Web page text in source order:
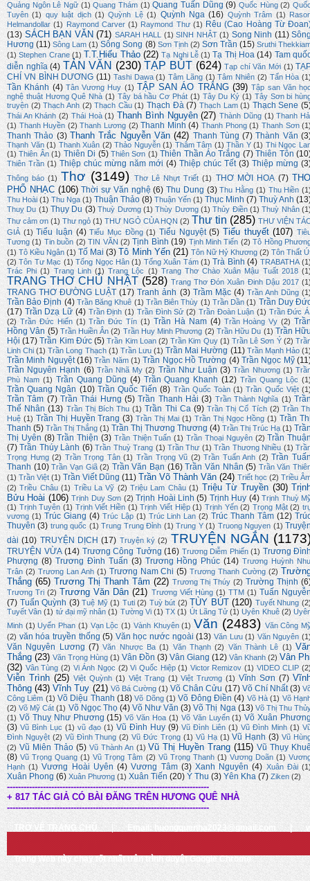
Quảng Ngôn Lê Ngữ (1) Quang Thám (1) Quang Tuấn Dũng (9) Quốc Hùng (2)
Tuyên (1) quy luật dịch (1) Quỳnh Lệ (1) Quỳnh Nga (16) Quỳnh Trâm (1)
Helmandollar (1) Raymond Carver (1) Raymond Thư (1) Rêu (Cao Hoàng Từ
(13) SÁCH BẠN VĂN (71) SARAH HALL (1) SINH NHẬT (1) Song Ninh (11)
Hương (11) Sông Lam (1) Sông Song (8) Sơn Tịnh (2) Sơn Trần (15) Sruthi
(1) Stephen Crane (1) T.T.Hiếu Thảo (22) Tạ Nghi Lễ (1) Tạ Thị Hoa (14) Tam
diễn nghĩa (4) TẢN VĂN (230) TẠP BÚT (624) Tạp chí Văn Mới (1)
CHÍ VN BÌNH DƯƠNG (11) Tashi Dawa (1) Tâm Lãng (1) Tâm Nhiên (2) Tấn Hòa
Tần Khánh (4) Tân Vương Huy (1) TẬP SAN ÁO TRẮNG (39) Tập san Văn
nghệ thuật Hương Quê Nhà (1) Tây bá hầu Cơ Phát (1) Tây Du Ký (1) Tây Sơn bi
truyện (2) Thạch Anh (2) Thạch Cầu (1) Thạch Đà (7) Thạch Lam (1) Thạch Sene
Thái An Khánh (2) Thái Hoà (1) Thanh Bình Nguyên (27) Thành Dũng (1) Thanh
(1) Thanh Huyền (2) Thanh Lương (2) Thanh Minh (4) Thanh Phong (1) Thanh Sơn
Thanh Thảo (3) Thanh Trắc Nguyễn Văn (42) Thanh Tùng (7) Thành Văn
Thạnh Văn (1) Thanh Xuân (2) Thảo Nguyễn (1) Thâm Tâm (1) Thần Y (1) Thi Ngọc
(1) Thiên Ân (1) Thiên Di (5) Thiên Sơn (1) Thiên Thần Áo Trắng (7) Thiên Tôn
Thiên Trần (1) Thiệp chúc mừng năm mới (4) Thiệp chúc Tết (3) Thiệp mừng
Thông báo (1) Thơ (3149) Thơ Lê Nhựt Triết (1) THƠ MỜI HOẠ (7)
PHỔ NHẠC (106) Thời sự Văn nghệ (6) Thu Dung (3) Thu Hằng (1) Thu Hiền
Thu Hoài (1) Thu Nga (1) Thuận Thảo (8) Thuận Yến (1) Thục Minh (7) Thuỳ Anh
Thuỵ Du (1) Thụy Du (3) Thuỳ Dương (1) Thùy Dương (1) Thủy Điền (1) Thuỳ Nhân
Thư cảm ơn (1) Thư ngỏ (1) THƯ NGỎ CỦA HQN (2) Thư tin (285) THƯ VIỆN
GIẢ (1) Tiểu luận (4) Tiểu Mục Đồng (1) Tiểu Nguyệt (5) Tiểu thuyết (107)
Tương (1) Tin buồn (2) TIN VĂN (2) Tịnh Bình (19) Tịnh Minh Tiến (2) Tô Hồng
(1) Tô Kiều Ngân (1) Tố Mai (3) Tô Minh Yến (21) Tôn Nữ Hỷ Khương (2) Tôn Thất
(2) Tôn Tư Mạc (1) Tống Ngọc Hân (1) Tống Xuân Tám (1) Trà Bình (4) TRABATHA
Trác Phi (1) Trang Linh (1) Trang Lộc (1) Trang Thơ Chào Xuân Mậu Tuất 2018
TRANG THƠ CHỦ NHẬT (528) Trang Thơ Đón Xuân Đinh Dậu 2017
TRANG THƠ ĐƯỜNG LUẬT (17) Tranh ảnh (3) Trầm Mặc (4) Trần Anh Dũng
Trần Bảo Định (4) Trần Băng Khuê (1) Trần Biên Thùy (1) Trần Dần (1) Trần Duy
(17) Trần Dzạ Lữ (4) Trần Định (1) Trần Đình Sử (2) Trần Đoàn Luận (1) Trần Đức
(2) Trần Đức Hiển (1) Trần Đức Tín (1) Trần Hà Nam (4) Trần Hoàng Vy (2)
Hồng Vân (5) Trần Huiền Ân (2) Trần Huy Minh Phương (2) Trần Hữu Du (1) Trần
Hội (17) Trần Kim Đức (5) Trần Kim Loan (2) Trần Kim Quy (1) Trần Lê Sơn Ý (2)
Linh Chi (1) Trần Long Thạch (1) Trần Lưu (1) Trần Mai Hường (11) Trần Mạnh Hảo
Trần Minh Nguyệt (16) Trần Năm (1) Trần Ngọc Hồ Trường (4) Trần Ngọc Mỹ
Trần Nguyên Hạnh (6) Trần Nhã My (2) Trần Như Luận (3) Trần Nhương (1)
Phù Nam (1) Trần Quang Dũng (4) Trần Quang Khanh (12) Trần Quang Lộc
Trần Quang Ngân (10) Trần Quốc Tiến (8) Trần Quốc Toàn (1) Trần Quốc Việt
Trần Tâm (7) Trần Thái Hưng (5) Trần Thanh Hải (3) Trần Thành Nghĩa (1)
Thế Nhân (13) Trần Thị Bích Thu (1) Trần Thi Ca (9) Trần Thị Cổ Tích (2) Trần
Huệ (1) Trần Thị Huyền Trang (3) Trần Thị Mai (1) Trần Thị Ngọc Hồng (1) Trần
Thanh (5) Trần Thị Thắng (1) Trần Thị Thương Thương (4) Trần Thị Trúc Hạ (1)
Thị Uyên (8) Trần Thiện (3) Trần Thiện Tuấn (1) Trần Thoại Nguyên (2) Trần
(7) Trần Thúy Lành (6) Trần Thuỳ Trang (1) Trần Thư (1) Trần Thương Nhiều (1)
Trọng Hưng (2) Trần Trọng Tân (1) Trần Trọng Vũ (2) Trần Tuấn Anh (2) Trần
Thanh (10) Trần Vạn Giã (2) Trần Văn Bạn (16) Trần Văn Nhân (5) Trần Văn
(1) Trần Việt (1) Trần Viết Dũng (11) Trần Võ Thành Văn (24) Triết học (2) Triều
(2) Triều Châu (1) Triều La Vỹ (2) Triệu Lam Châu (1) Triệu Từ Truyền (30)
Bửu Hoài (106) Trịnh Duy Sơn (2) Trịnh Hoài Linh (5) Trịnh Huy (4) Trịnh Thuỳ
(1) Trịnh Tuyên (1) Trịnh Viết Hiền (1) Trịnh Viết Hiệp (1) Trịnh Yến (2) Trọng Mật (2)
vương (1) Trúc Giang (4) Trúc Lập (1) Trúc Linh Lan (2) Trúc Thanh Tâm (12)
Thuyên (3) trung quốc (1) Trung Trung Đỉnh (1) Trung Y (1) Truong Nguyen (1)
dài (10) TRUYỆN DỊCH (17) Truyện ký (2) TRUYỆN NGẮN
TRUYỆN VỪA (14) Trương Công Tưởng (16) Trương Diễm Phiến (1) Trương
Phượng (8) Trương Đình Tuấn (3) Trương Hồng Phúc (14) Trương Huỳnh
Trân (2) Trương Lan Anh (1) Trương Nam Chi (5) Trương Thanh Cường (2)
Thắng (65) Trương Thị Thanh Tâm (22) Trương Thị Thúy (2) Trường Thịnh
Trương Tri (2) Trương Văn Dân (21) Trương Viết Hùng (1) TTM (1) Tuấn
(7) Tuấn Quỳnh (3) Tuệ Mỹ (1) Tuti (2) Tuỳ bút (2) TÙY BÚT (120) Tuyết Nhung
Tuyết Vân (1) tứ đại mỹ nhân (1) Tường Vi (1) TX (1) Út Lãng Tử (1) Uyên Khuê (2)
Minh (1) Uyển Phan (1) Vạn Lộc (1) Vành Khuyên (1) Văn (2483) Văn Công
(2) văn hóa truyền thống (5) Văn học nước ngoài (13) Văn Lưu (1) Văn Nguyên
Văn Nguyên Lương (7) Văn Nhược Ba (1) Văn Thạnh (2) Văn Thành Lê (1)
Thắng (23) Văn Trọng Hùng (1) Vân Đồn (3) Vân Giang (12) Vân Khanh (2) Vân
(32) Vân Tùng (2) Vi Ánh Ngọc (2) Vi Quốc Hiệp (1) Victor Remizov (1) VIDEO CLIP
Viễn Trình (25) Việt Quỳnh (1) Việt Trang (1) Việt Trương (1) Vĩnh Sơn (7)
Thông (43) Vĩnh Tuy (21) Võ Bá Cường (1) Võ Chân Cửu (17) Võ Chí Nhất (3)
Công Liêm (1) Võ Diệu Thanh (18) Võ Dõng (1) Võ Đông Điền (4) Võ Hà (1) Võ
(2) Võ Mỹ Cát (1) Võ Ngọc Thọ (4) Võ Như Văn (3) Võ Thị Nga (13) Võ Thị Thu
(1) Võ Thuỵ Như Phương (15) Võ Văn Hoa (1) Võ Văn Luyến (1) Võ Xuân
(3) Vũ Bình Lục (1) vũ đạo (1) Vũ Đình Huy (9) Vũ Đình Liên (1) Vũ Đình Minh (1)
Đình Nguyệt (2) Vũ Đình Thung (2) Vũ Đức Trọng (1) Vũ Hạ (1) Vũ Hạnh (3) Vũ
(2) Vũ Miên Thảo (5) Vũ Thành An (1) Vũ Thị Huyền Trang (115) Vũ Thụy
(8) Vũ Trọng Quang (1) Vũ Trọng Tâm (2) Vũ Trọng Thanh (1) Vương Doãn (1)
Hạnh (1) Vương Hoài Uyên (4) Vương Tâm (3) Xanh Nguyên (4) Xuân Đài
Xuân Phong (6) Xuân Phương (1) Xuân Tiến (20) Ý Thu (3) Yên Kha (7) Ziken (2)
-------------------------------------------------------------------------
+ 817 TÁC GIẢ CÓ BÀI ĐĂNG TRÊN HƯƠNG QUÊ NHÀ
-------------------------------------------------------------------------
TRỞ VỀ TRANG CHỦ Email: huongquenha2023@gmail.com
Trang Web này chạy tốt nhất trên trình duyệt Google Chrome